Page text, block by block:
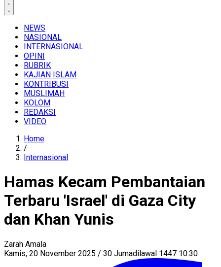
NEWS
NASIONAL
INTERNASIONAL
OPINI
RUBRIK
KAJIAN ISLAM
KONTRIBUSI
MUSLIMAH
KOLOM
REDAKSI
VIDEO
Home
/
Internasional
Hamas Kecam Pembantaian
Terbaru 'Israel' di Gaza City
dan Khan Yunis
Zarah Amala
Kamis, 20 November 2025 / 30 Jumadilawal 1447 10:30